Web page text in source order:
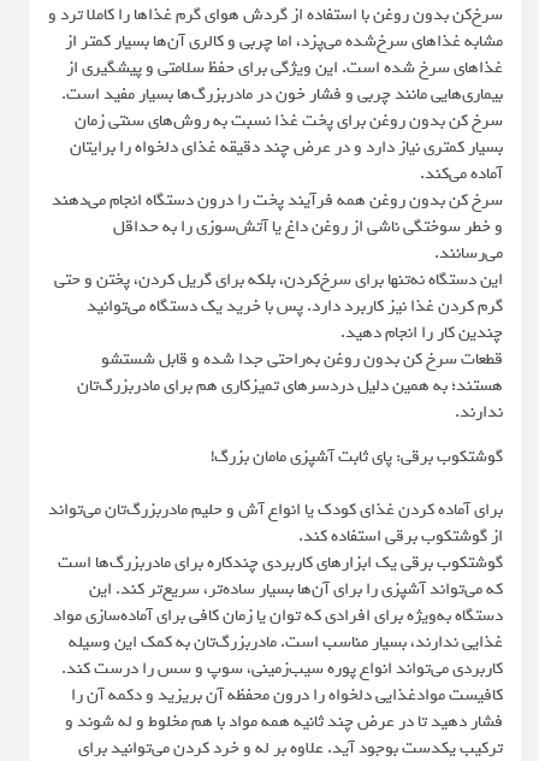
سرخ‌کن بدون روغن با استفاده از گردش هوای گرم غذاها را کاملا ترد و
مشابه غذاهای سرخ‌شده می‌پزد، اما چربی و کالری آن‌ها بسیار کمتر از
غذاهای سرخ شده است. این ویژگی برای حفظ سلامتی و پیشگیری از
بیماری‌هایی مانند چربی و فشار خون در مادربزرگ‌ها بسیار مفید است.
سرخ کن بدون روغن برای پخت غذا نسبت به روش‌های سنتی زمان
بسیار کمتری نیاز دارد و در عرض چند دقیقه غذای دلخواه را برایتان
آماده می‌کند.
سرخ کن بدون روغن همه فرآیند پخت را درون دستگاه انجام می‌دهند
و خطر سوختگی ناشی از روغن داغ یا آتش‌سوزی را به حداقل
می‌رسانند.
این دستگاه نه‌تنها برای سرخ‌کردن، بلکه برای گریل کردن، پختن و حتی
گرم کردن غذا نیز کاربرد دارد. پس با خرید یک دستگاه می‌توانید
چندین کار را انجام دهید.
قطعات سرخ کن بدون روغن به‌راحتی جدا شده و قابل شستشو
هستند؛ به همین دلیل دردسرهای تمیزکاری هم برای مادربزرگ‌تان
ندارند.
گوشتکوب برقی: پای ثابت آشپزی مامان بزرگ!
برای آماده کردن غذای کودک یا انواع آش و حلیم مادربزرگ‌تان می‌تواند
از گوشتکوب برقی استفاده کند.
گوشتکوب برقی یک ابزارهای کاربردی چندکاره برای مادربزرگ‌ها است
که می‌تواند آشپزی را برای آن‌ها بسیار ساده‌تر، سریع‌تر کند. این
دستگاه به‌ویژه برای افرادی که توان یا زمان کافی برای آماده‌سازی مواد
غذایی ندارند، بسیار مناسب است. مادربزرگ‌تان به کمک این وسیله
کاربردی می‌تواند انواع پوره سیب‌زمینی، سوپ و سس را درست کند.
کافیست موادغذایی دلخواه را درون محفظه آن بریزید و دکمه آن را
فشار دهید تا در عرض چند ثانیه همه مواد با هم مخلوط و له شوند و
ترکیب یکدست بوجود آید. علاوه بر له و خرد کردن می‌توانید برای